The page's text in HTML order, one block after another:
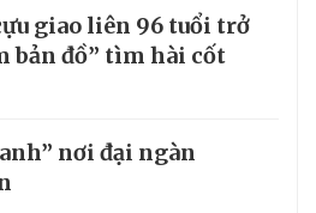
giao liên 96 tuổi trở
bản đồ” tìm hài cốt
nơi đại ngàn